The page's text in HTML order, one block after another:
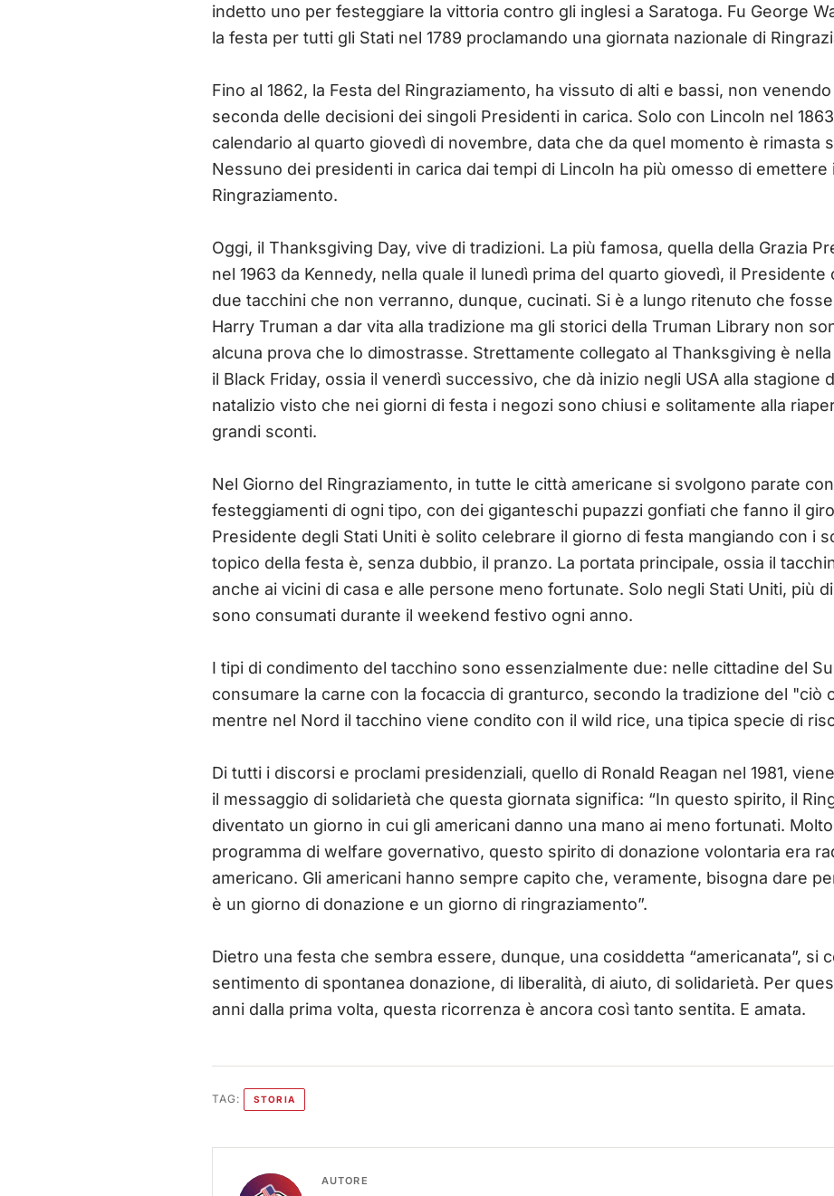
indetto uno per festeggiare la vittoria contro gli inglesi a Saratoga. Fu George
la festa per tutti gli Stati nel 1789 proclamando una giornata nazionale di
Fino al 1862, la Festa del Ringraziamento, ha vissuto di alti e bassi, non
seconda delle decisioni dei singoli Presidenti in carica. Solo con Lincoln nel
calendario al quarto giovedì di novembre, data che da quel momento è rimasta
Nessuno dei presidenti in carica dai tempi di Lincoln ha più omesso di emettere
Ringraziamento.
Oggi, il Thanksgiving Day, vive di tradizioni. La più famosa, quella della Grazia
nel 1963 da Kennedy, nella quale il lunedì prima del quarto giovedì, il Presidente
due tacchini che non verranno, dunque, cucinati. Si è a lungo ritenuto che
Harry Truman a dar vita alla tradizione ma gli storici della Truman Library non
alcuna prova che lo dimostrasse. Strettamente collegato al Thanksgiving è
il Black Friday, ossia il venerdì successivo, che dà inizio negli USA alla stagione
natalizio visto che nei giorni di festa i negozi sono chiusi e solitamente alla
grandi sconti.
Nel Giorno del Ringraziamento, in tutte le città americane si svolgono parate
festeggiamenti di ogni tipo, con dei giganteschi pupazzi gonfiati che fanno il
Presidente degli Stati Uniti è solito celebrare il giorno di festa mangiando con i
topico della festa è, senza dubbio, il pranzo. La portata principale, ossia il
anche ai vicini di casa e alle persone meno fortunate. Solo negli Stati Uniti, più
sono consumati durante il weekend festivo ogni anno.
I tipi di condimento del tacchino sono essenzialmente due: nelle cittadine del
consumare la carne con la focaccia di granturco, secondo la tradizione del "ciò
mentre nel Nord il tacchino viene condito con il wild rice, una tipica specie di
Di tutti i discorsi e proclami presidenziali, quello di Ronald Reagan nel 1981,
il messaggio di solidarietà che questa giornata significa: “In questo spirito, il
diventato un giorno in cui gli americani danno una mano ai meno fortunati.
programma di welfare governativo, questo spirito di donazione volontaria era
americano. Gli americani hanno sempre capito che, veramente, bisogna dare
è un giorno di donazione e un giorno di ringraziamento”.
Dietro una festa che sembra essere, dunque, una cosiddetta “americanata”, si
sentimento di spontanea donazione, di liberalità, di aiuto, di solidarietà. Per
anni dalla prima volta, questa ricorrenza è ancora così tanto sentita. E amata.
TAG: STORIA
AUTORE